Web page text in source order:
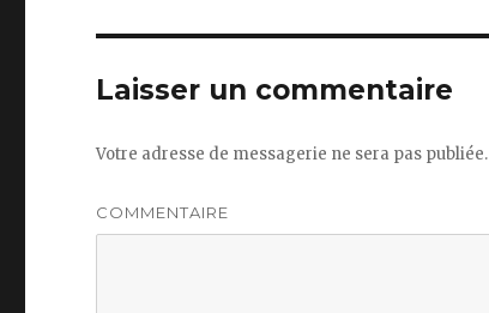
Laisser un commentaire
Votre adresse de messagerie ne sera pas publiée.
COMMENTAIRE